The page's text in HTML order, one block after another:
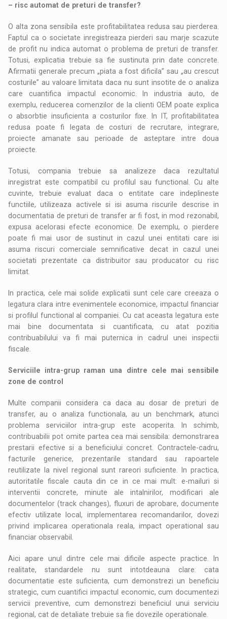
– risc automat de preturi de transfer?
O alta zona sensibila este profitabilitatea redusa sau pierderea.
Faptul ca o societate inregistreaza pierderi sau marje scazute
de profit nu indica automat o problema de preturi de transfer.
Totusi, explicatia trebuie sa fie sustinuta prin date concrete.
Afirmatii generale precum „piata a fost dificila” sau „au crescut
costurile” au valoare limitata daca nu sunt insotite de o analiza
care cuantifica impactul economic. In industria auto, de
exemplu, reducerea comenzilor de la clienti OEM poate explica
o absorbtie insuficienta a costurilor fixe. In IT, profitabilitatea
redusa poate fi legata de costuri de recrutare, integrare,
proiecte amanate sau perioade de asteptare intre doua
proiecte.
Totusi, compania trebuie sa analizeze daca rezultatul
inregistrat este compatibil cu profilul sau functional. Cu alte
cuvinte, trebuie evaluat daca o entitate care indeplineste
functiile, utilizeaza activele si isi asuma riscurile descrise in
documentatia de preturi de transfer ar fi fost, in mod rezonabil,
expusa acelorasi efecte economice. De exemplu, o pierdere
poate fi mai usor de sustinut in cazul unei entitati care isi
asuma riscuri comerciale semnificative decat in cazul unei
societati prezentate ca distribuitor sau producator cu risc
limitat.
In practica, cele mai solide explicatii sunt cele care creeaza o
legatura clara intre evenimentele economice, impactul financiar
si profilul functional al companiei. Cu cat aceasta legatura este
mai bine documentata si cuantificata, cu atat pozitia
contribuabilului va fi mai puternica in cadrul unei inspectii
fiscale.
Serviciile intra-grup raman una dintre cele mai sensibile
zone de control
Multe companii considera ca daca au dosar de preturi de
transfer, au o analiza functionala, au un benchmark, atunci
problema serviciilor intra-grup este acoperita. In schimb,
contribuabilii pot omite partea cea mai sensibila: demonstrarea
prestarii efective si a beneficiului concret. Contractele-cadru,
facturile generice, prezentarile standard sau rapoartele
reutilizate la nivel regional sunt rareori suficiente. In practica,
autoritatile fiscale cauta din ce in ce mai mult: e-mailuri si
interventii concrete, minute ale intalnirilor, modificari ale
documentelor (track changes), fluxuri de aprobare, documente
efectiv utilizate local, implementarea recomandarilor, dovezi
privind implicarea operationala reala, impact operational sau
financiar observabil.
Aici apare unul dintre cele mai dificile aspecte practice. In
realitate, standardele nu sunt intotdeauna clare: cata
documentatie este suficienta, cum demonstrezi un beneficiu
strategic, cum cuantifici impactul economic, cum documentezi
servicii preventive, cum demonstrezi beneficiul unui serviciu
regional, cat de detaliate trebuie sa fie dovezile operationale.